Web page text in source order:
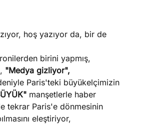
hoş yazıyor da, bir de
birini yapmış,
"Medya gizliyor",
Paris'teki büyükelçimizin
manşetlerle haber
tekrar Paris'e dönmesinin
eleştiriyor,